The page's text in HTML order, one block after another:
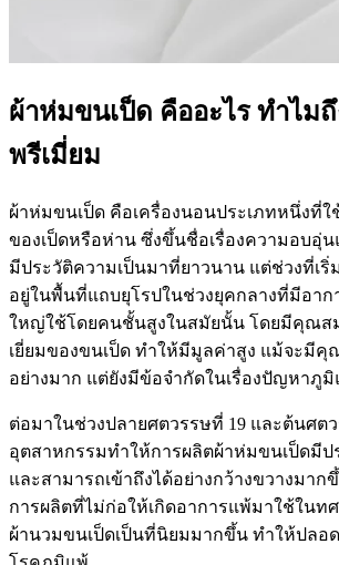
ผ้าห่มขนเป็ด คืออะไร ทำไม
พรีเมี่ยม
ผ้าห่มขนเป็ด คือเครื่องนอนประเภทหนึ่งที่
ของเป็ดหรือห่าน ซึ่งขึ้นชื่อเรื่องความอบอุ่น
มีประวัติความเป็นมาที่ยาวนาน แต่ช่วงที่เริ่
อยู่ในพื้นที่แถบยุโรปในช่วงยุคกลางที่มีอาก
ใหญ่ใช้โดยคนชั้นสูงในสมัยนั้น โดยมีคุณส
เยี่ยมของขนเป็ด ทำให้มีมูลค่าสูง แม้จะมีคุ
อย่างมาก แต่ยังมีข้อจำกัดในเรื่องปัญหาภูมิ
ต่อมาในช่วงปลายศตวรรษที่ 19 และต้นศต
อุตสาหกรรมทำให้การผลิตผ้าห่มขนเป็ดมี
และสามารถเข้าถึงได้อย่างกว้างขวางมาก
การผลิตที่ไม่ก่อให้เกิดอาการแพ้มาใช้ในท
ผ้านวมขนเป็ดเป็นที่นิยมมากขึ้น ทำให้ปลอ